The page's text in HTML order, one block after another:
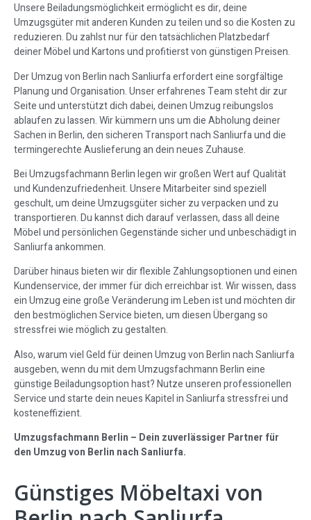
Unsere Beiladungsmöglichkeit ermöglicht es dir, deine
Umzugsgüter mit anderen Kunden zu teilen und so die Kosten zu
reduzieren. Du zahlst nur für den tatsächlichen Platzbedarf
deiner Möbel und Kartons und profitierst von günstigen Preisen.
Der Umzug von Berlin nach Sanliurfa erfordert eine sorgfältige
Planung und Organisation. Unser erfahrenes Team steht dir zur
Seite und unterstützt dich dabei, deinen Umzug reibungslos
ablaufen zu lassen. Wir kümmern uns um die Abholung deiner
Sachen in Berlin, den sicheren Transport nach Sanliurfa und die
termingerechte Auslieferung an dein neues Zuhause.
Bei Umzugsfachmann Berlin legen wir großen Wert auf Qualität
und Kundenzufriedenheit. Unsere Mitarbeiter sind speziell
geschult, um deine Umzugsgüter sicher zu verpacken und zu
transportieren. Du kannst dich darauf verlassen, dass all deine
Möbel und persönlichen Gegenstände sicher und unbeschädigt in
Sanliurfa ankommen.
Darüber hinaus bieten wir dir flexible Zahlungsoptionen und einen
Kundenservice, der immer für dich erreichbar ist. Wir wissen, dass
ein Umzug eine große Veränderung im Leben ist und möchten dir
den bestmöglichen Service bieten, um diesen Übergang so
stressfrei wie möglich zu gestalten.
Also, warum viel Geld für deinen Umzug von Berlin nach Sanliurfa
ausgeben, wenn du mit dem Umzugsfachmann Berlin eine
günstige Beiladungsoption hast? Nutze unseren professionellen
Service und starte dein neues Kapitel in Sanliurfa stressfrei und
kosteneffizient.
Umzugsfachmann Berlin – Dein zuverlässiger Partner für
den Umzug von Berlin nach Sanliurfa.
Günstiges Möbeltaxi von